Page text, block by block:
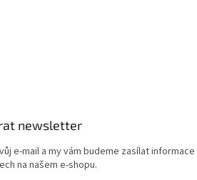
newsletter
e-mail a my vám budeme zasílat
na našem e-shopu.